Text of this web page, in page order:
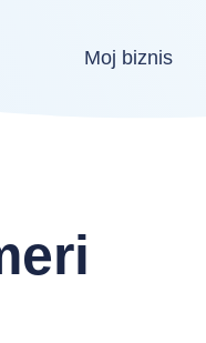
Moj biznis